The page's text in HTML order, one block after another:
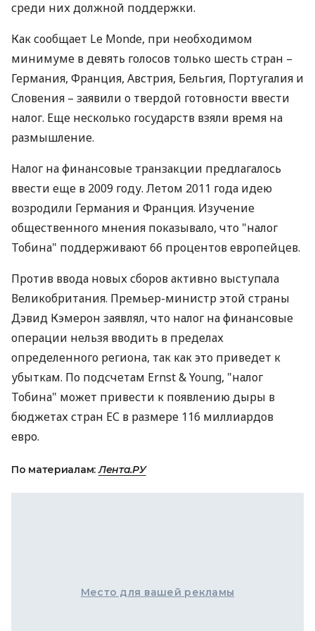
среди них должной поддержки.
Как сообщает Le Monde, при необходимом
минимуме в девять голосов только шесть стран –
Германия, Франция, Австрия, Бельгия, Португалия и
Словения – заявили о твердой готовности ввести
налог. Еще несколько государств взяли время на
размышление.
Налог на финансовые транзакции предлагалось
ввести еще в 2009 году. Летом 2011 года идею
возродили Германия и Франция. Изучение
общественного мнения показывало, что "налог
Тобина" поддерживают 66 процентов европейцев.
Против ввода новых сборов активно выступала
Великобритания. Премьер-министр этой страны
Дэвид Кэмерон заявлял, что налог на финансовые
операции нельзя вводить в пределах
определенного региона, так как это приведет к
убыткам. По подсчетам Ernst & Young, "налог
Тобина" может привести к появлению дыры в
бюджетах стран ЕС в размере 116 миллиардов
евро.
По материалам:Лента.РУ
Место для вашей рекламы